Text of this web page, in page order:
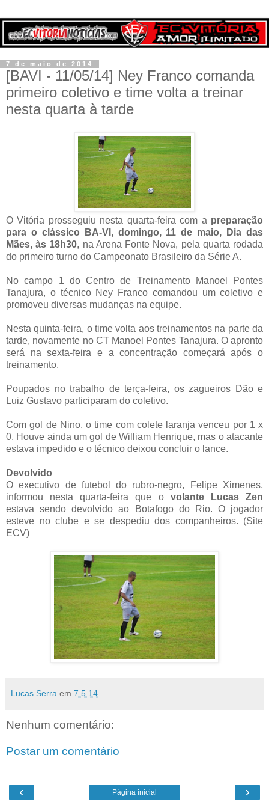
7 de maio de 2014
[BAVI - 11/05/14] Ney Franco comanda
primeiro coletivo e time volta a treinar
nesta quarta à tarde
O Vitória prosseguiu nesta quarta-feira com a preparação
para o clássico BA-VI, domingo, 11 de maio, Dia das
Mães, às 18h30, na Arena Fonte Nova, pela quarta rodada
do primeiro turno do Campeonato Brasileiro da Série A.
No campo 1 do Centro de Treinamento Manoel Pontes
Tanajura, o técnico Ney Franco comandou um coletivo e
promoveu diversas mudanças na equipe.
Nesta quinta-feira, o time volta aos treinamentos na parte da
tarde, novamente no CT Manoel Pontes Tanajura. O apronto
será na sexta-feira e a concentração começará após o
treinamento.
Poupados no trabalho de terça-feira, os zagueiros Dão e
Luiz Gustavo participaram do coletivo.
Com gol de Nino, o time com colete laranja venceu por 1 x
0. Houve ainda um gol de William Henrique, mas o atacante
estava impedido e o técnico deixou concluir o lance.
Devolvido
O executivo de futebol do rubro-negro, Felipe Ximenes,
informou nesta quarta-feira que o volante Lucas Zen
estava sendo devolvido ao Botafogo do Rio. O jogador
esteve no clube e se despediu dos companheiros. (Site
ECV)
Lucas Serra em 7.5.14
Nenhum comentário:
Postar um comentário
‹ ›
Página inicial